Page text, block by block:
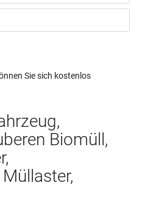
Sie sich kostenlos
Biomüll,